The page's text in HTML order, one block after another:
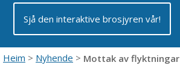
Sjå den interaktive brosjyren vår!
Heim Nyhende Mottak av flyktningar